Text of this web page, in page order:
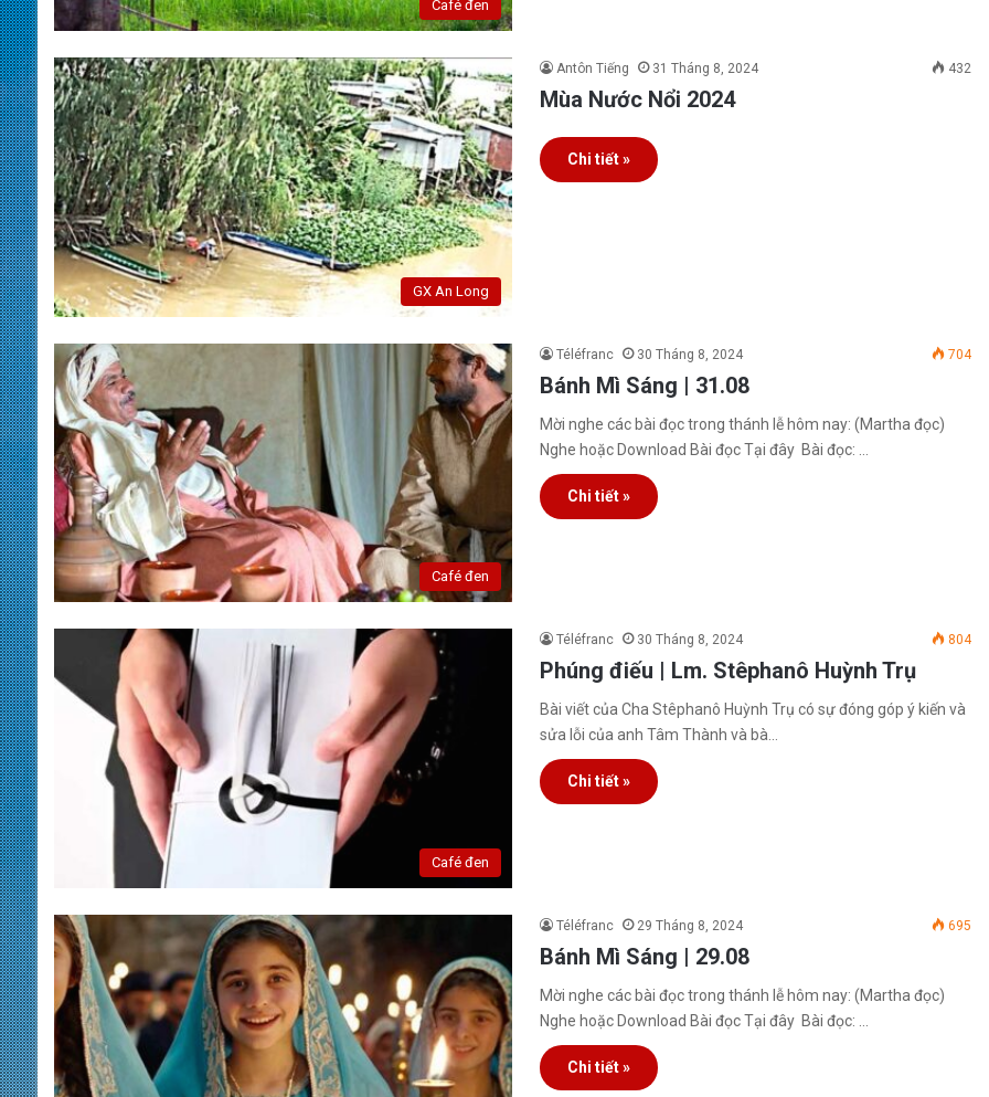
Café đen
GX An Long
Antôn Tiếng 31 Tháng 8, 2024 432
Mùa Nước Nổi 2024
Chi tiết »
Café đen
Téléfranc 30 Tháng 8, 2024 704
Bánh Mì Sáng | 31.08
Mời nghe các bài đọc trong thánh lễ hôm nay: (Martha đọc)
Nghe hoặc Download Bài đọc Tại đây Bài đọc: …
Chi tiết »
Café đen
Téléfranc 30 Tháng 8, 2024 804
Phúng điếu | Lm. Stêphanô Huỳnh Trụ
Bài viết của Cha Stêphanô Huỳnh Trụ có sự đóng góp ý kiến và
sửa lỗi của anh Tâm Thành và bà…
Chi tiết »
Téléfranc 29 Tháng 8, 2024 695
Bánh Mì Sáng | 29.08
Mời nghe các bài đọc trong thánh lễ hôm nay: (Martha đọc)
Nghe hoặc Download Bài đọc Tại đây Bài đọc: …
Chi tiết »